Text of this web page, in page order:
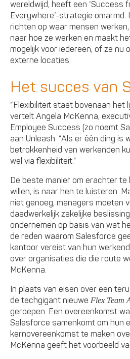
wereldwijd, heeft een ‘Success
Everywhere’-strategie omarmd.
richten op waar mensen
naar hoe ze werken en maakt
mogelijk voor iedereen, of ze nu
externe locaties.
Het succes van
“Flexibiliteit staat bovenaan het
vertelt Angela McKenna,
Employee Success (zo noemt
aan Unleash. “Als er één ding is
betrokkenheid van werkenden
wel via flexibiliteit.”
De beste manier om erachter te
willen, is naar hen te luisteren.
niet genoeg, managers moeten
daadwerkelijk zakelijke
ondernemen op basis van wat
de reden waarom Salesforce
kantoor vereist van hun
over organisaties die die route
McKenna.
In plaats van eisen over een
de techgigant nieuweFlex Team
geroepen. Een overeenkomst
Salesforce samenkomt om hun
kernovereenkomst te maken
McKenna geeft het voorbeeld